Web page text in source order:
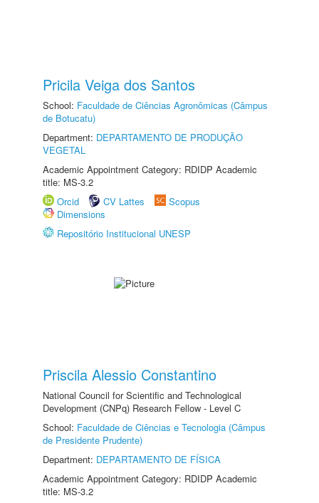
Pricila Veiga dos Santos
School: Faculdade de Ciências Agronômicas (Câmpus
de Botucatu)
Department: DEPARTAMENTO DE PRODUÇÃO
VEGETAL
Academic Appointment Category: RDIDP Academic
title: MS-3.2
Orcid
CV Lattes
Scopus
Dimensions
Repositório Institucional UNESP
Priscila Alessio Constantino
National Council for Scientific and Technological
Development (CNPq) Research Fellow - Level C
School: Faculdade de Ciências e Tecnologia (Câmpus
de Presidente Prudente)
Department: DEPARTAMENTO DE FÍSICA
Academic Appointment Category: RDIDP Academic
title: MS-3.2